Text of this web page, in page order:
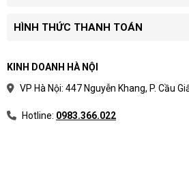
HÌNH THỨC THANH TOÁN
KINH DOANH HÀ NỘI
VP Hà Nội: 447 Nguyễn Khang, P. Cầu
Hotline: 0983.366.022